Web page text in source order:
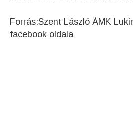
Forrás:Szent László ÁMK
facebook oldala